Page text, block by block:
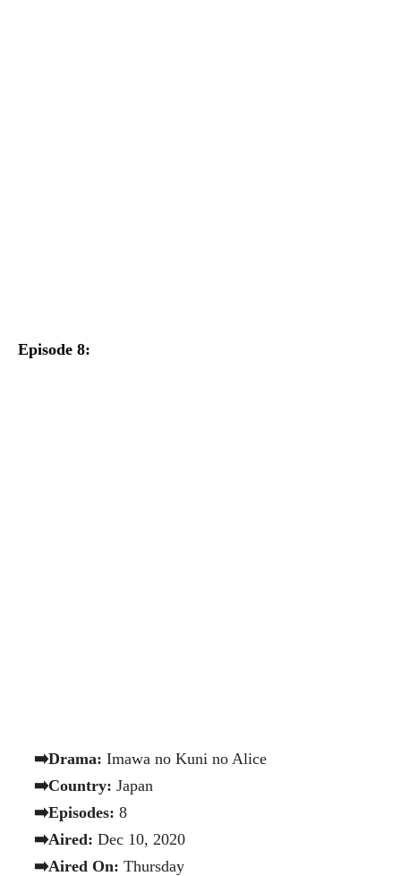
Episode 8:
➡️Drama: Imawa no Kuni no Alice
➡️Country: Japan
➡️Episodes: 8
➡️Aired: Dec 10, 2020
➡️Aired On: Thursday